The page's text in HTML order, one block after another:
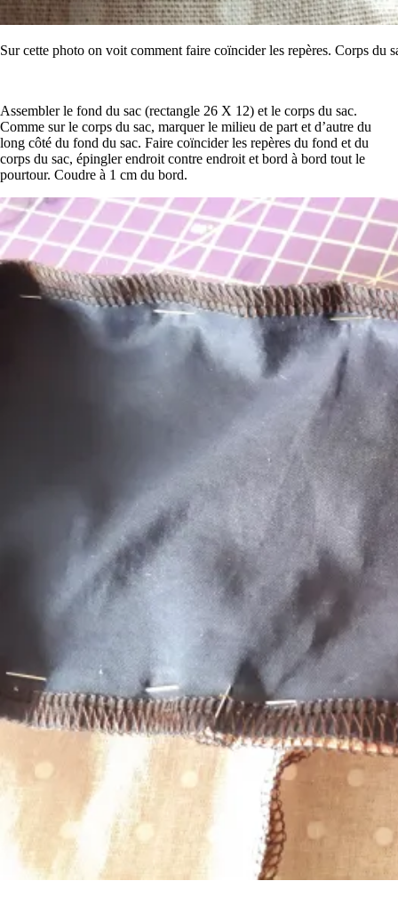
Sur cette photo on voit comment faire coïncider les repères. Corps du
Assembler le fond du sac (rectangle 26 X 12) et le corps du sac.
Comme sur le corps du sac, marquer le milieu de part et d’autre du
long côté du fond du sac. Faire coïncider les repères du fond et du
corps du sac, épingler endroit contre endroit et bord à bord tout le
pourtour. Coudre à 1 cm du bord.